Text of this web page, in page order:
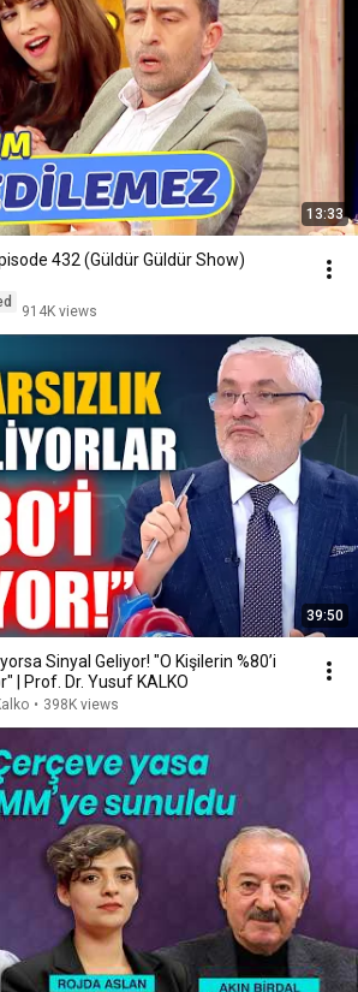
13:33
432 (Güldür Güldür Show)
914K views
39:50
Sinyal Geliyor! "O Kişilerin %80’i
| Prof. Dr. Yusuf KALKO
• 398K views